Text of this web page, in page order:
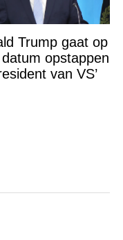
Trump gaat op
opstappen
van VS’